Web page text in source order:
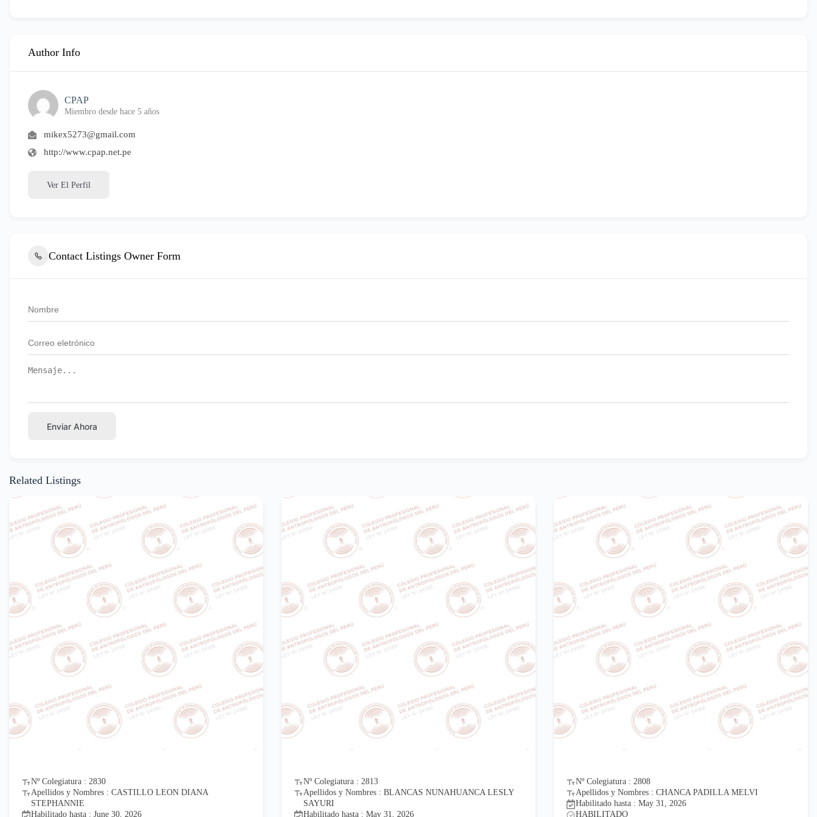
Author Info
CPAP
Miembro desde hace 5 años
mikex5273@gmail.com
http://www.cpap.net.pe
Ver El Perfil
Contact Listings Owner Form
Enviar Ahora
Related Listings
Nº Colegiatura : 2830
Apellidos y Nombres : CASTILLO LEON DIANA
STEPHANNIE
Habilitado hasta : June 30, 2026
Nº Colegiatura : 2813
Apellidos y Nombres : BLANCAS NUNAHUANCA LESLY
SAYURI
Habilitado hasta : May 31, 2026
Nº Colegiatura : 2808
Apellidos y Nombres : CHANCA PADILLA MELVI
Habilitado hasta : May 31, 2026
HABILITADO